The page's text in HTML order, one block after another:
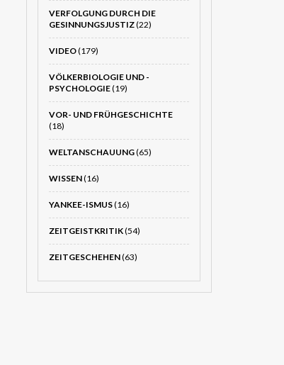
VERFOLGUNG DURCH DIE
GESINNUNGSJUSTIZ(22)
VIDEO(179)
VÖLKERBIOLOGIE UND -
PSYCHOLOGIE(19)
VOR- UND FRÜHGESCHICHTE
(18)
WELTANSCHAUUNG(65)
WISSEN(16)
YANKEE-ISMUS(16)
ZEITGEISTKRITIK(54)
ZEITGESCHEHEN(63)